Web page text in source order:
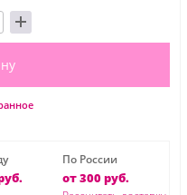
По России
от 300 руб.